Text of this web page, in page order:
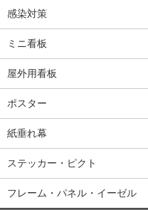
感染対策
ミニ看板
屋外用看板
ポスター
紙垂れ幕
ステッカー・ピクト
フレーム・パネル・イーゼル